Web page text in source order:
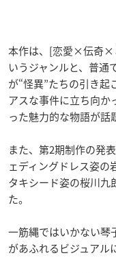
本作は、[恋愛×伝奇×
いうジャンルと、普通
が“怪異”たちの引き起
アスな事件に立ち向か
った魅力的な物語が話
また、第2期制作の発
ェディングドレス姿の
タキシード姿の桜川九
た。
一筋縄ではいかない琴
があふれるビジュアル